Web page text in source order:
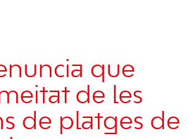
que
de les
de platges de